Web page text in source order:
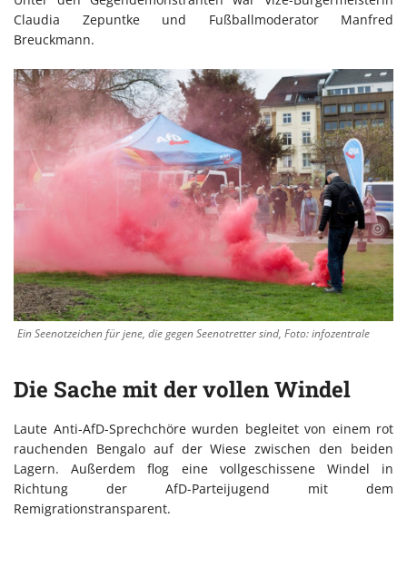
Claudia Zepuntke und Fußballmoderator Manfred
Breuckmann.
Ein Seenotzeichen für jene, die gegen Seenotretter sind, Foto: infozentrale
Die Sache mit der vollen Windel
Laute Anti-AfD-Sprechchöre wurden begleitet von einem rot
rauchenden Bengalo auf der Wiese zwischen den beiden
Lagern. Außerdem flog eine vollgeschissene Windel in
Richtung der AfD-Parteijugend mit dem
Remigrationstransparent.